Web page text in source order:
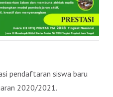
pendaftaran siswa baru
2020/2021.